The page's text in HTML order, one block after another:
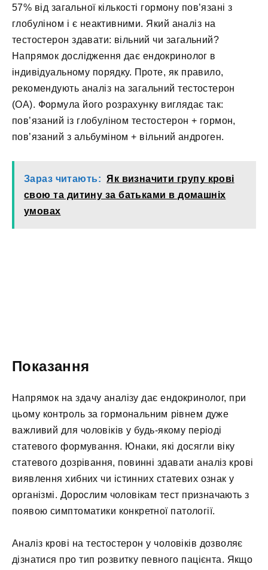
57% від загальної кількості гормону пов’язані з
глобуліном і є неактивними. Який аналіз на
тестостерон здавати: вільний чи загальний?
Напрямок дослідження дає ендокринолог в
індивідуальному порядку. Проте, як правило,
рекомендують аналіз на загальний тестостерон
(ОА). Формула його розрахунку виглядає так:
пов’язаний із глобуліном тестостерон + гормон,
пов’язаний з альбуміном + вільний андроген.
Зараз читають: Як визначити групу крові
свою та дитину за батьками в домашніх
умовах
Показання
Напрямок на здачу аналізу дає ендокринолог, при
цьому контроль за гормональним рівнем дуже
важливий для чоловіків у будь-якому періоді
статевого формування. Юнаки, які досягли віку
статевого дозрівання, повинні здавати аналіз крові
виявлення хибних чи істинних статевих ознак у
організмі. Дорослим чоловікам тест призначають з
появою симптоматики конкретної патології.
Аналіз крові на тестостерон у чоловіків дозволяє
дізнатися про тип розвитку певного пацієнта. Якщо